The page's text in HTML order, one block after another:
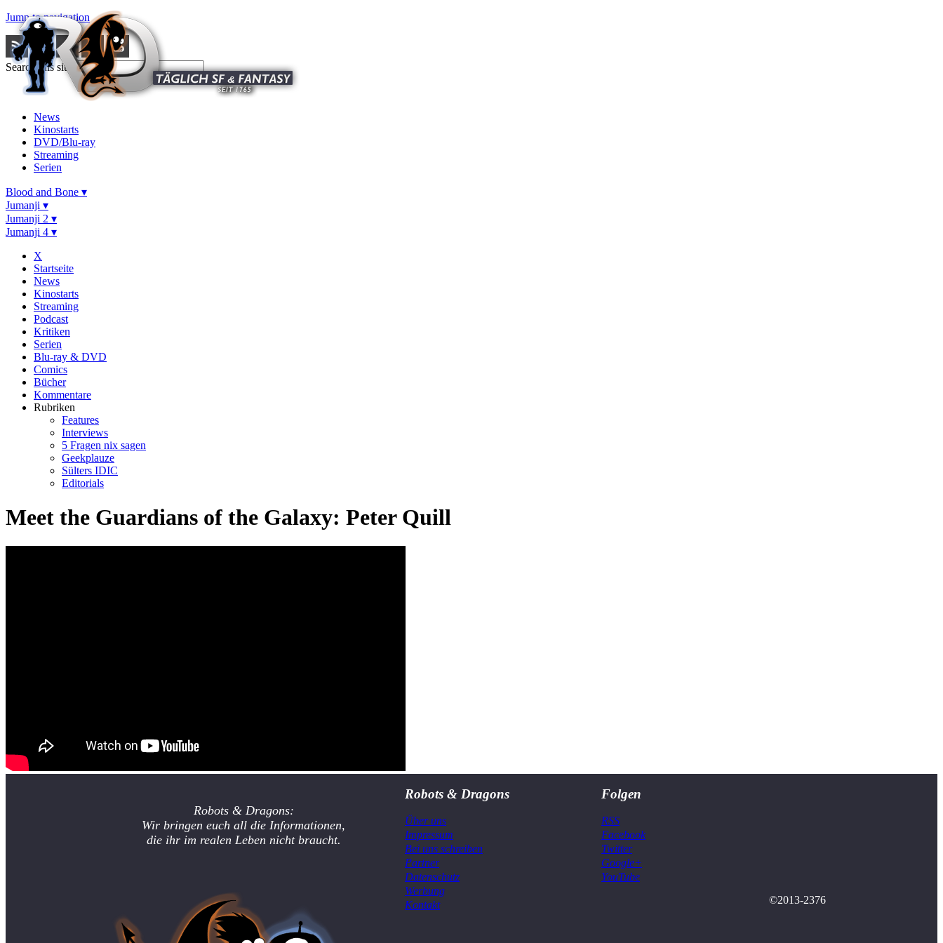
Jump to navigation
Search this site
News
Kinostarts
DVD/Blu-ray
Streaming
Serien
Blood and Bone ▾
Jumanji ▾
Jumanji 2 ▾
Jumanji 4 ▾
X
Startseite
News
Kinostarts
Streaming
Podcast
Kritiken
Serien
Blu-ray & DVD
Comics
Bücher
Kommentare
Rubriken
Features
Interviews
5 Fragen nix sagen
Geekplauze
Sülters IDIC
Editorials
Meet the Guardians of the Galaxy: Peter Quill
Robots & Dragons:
Wir bringen euch all die Informationen,
die ihr im realen Leben nicht braucht.
Robots & Dragons
Über uns
Impressum
Bei uns schreiben
Partner
Datenschutz
Werbung
Kontakt
Folgen
RSS
Facebook
Twitter
Google+
YouTube
©2013-2376